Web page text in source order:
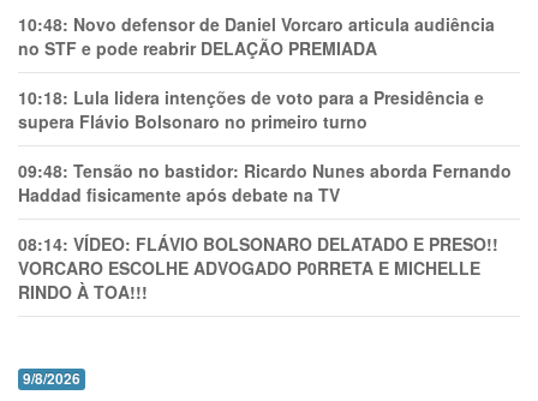
10:48: Novo defensor de Daniel Vorcaro articula audiência
no STF e pode reabrir DELAÇÃO PREMIADA
10:18: Lula lidera intenções de voto para a Presidência e
supera Flávio Bolsonaro no primeiro turno
09:48: Tensão no bastidor: Ricardo Nunes aborda Fernando
Haddad fisicamente após debate na TV
08:14: VÍDEO: FLÁVIO BOLSONARO DELATADO E PRESO!!
VORCARO ESCOLHE ADVOGADO P0RRETA E MICHELLE
RINDO À TOA!!!
9/8/2026